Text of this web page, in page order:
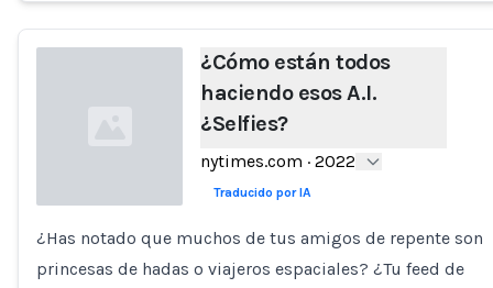
¿Cómo están todos
haciendo esos A.I.
¿Selfies?
nytimes.com · 2022
Traducido por IA
¿Has notado que muchos de tus amigos de repente son
princesas de hadas o viajeros espaciales? ¿Tu feed de